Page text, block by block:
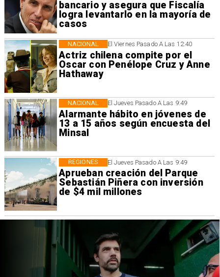
bancario y asegura que Fiscalía
logra levantarlo en la mayoría de
casos
El Viernes Pasado A Las 12:40
Actriz chilena compite por el
Oscar con Penélope Cruz y Anne
Hathaway
NACIONAL
El Jueves Pasado A Las 9:49
Alarmante hábito en jóvenes de
13 a 15 años según encuesta del
Minsal
NACIONAL
El Jueves Pasado A Las 9:49
Aprueban creación del Parque
Sebastián Piñera con inversión
de $4 mil millones
REGIONES